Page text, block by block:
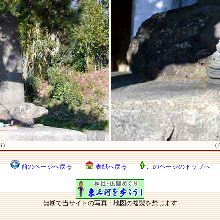
前のページへ戻る 表紙へ戻る このページのトップへ
無断で当サイトの写真・地図の複製を禁じます